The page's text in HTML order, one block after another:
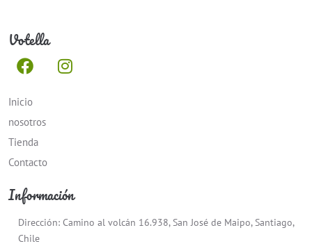
Votella
Inicio
nosotros
Tienda
Contacto
Información
Dirección: Camino al volcán 16.938, San José de Maipo, Santiago,
Chile